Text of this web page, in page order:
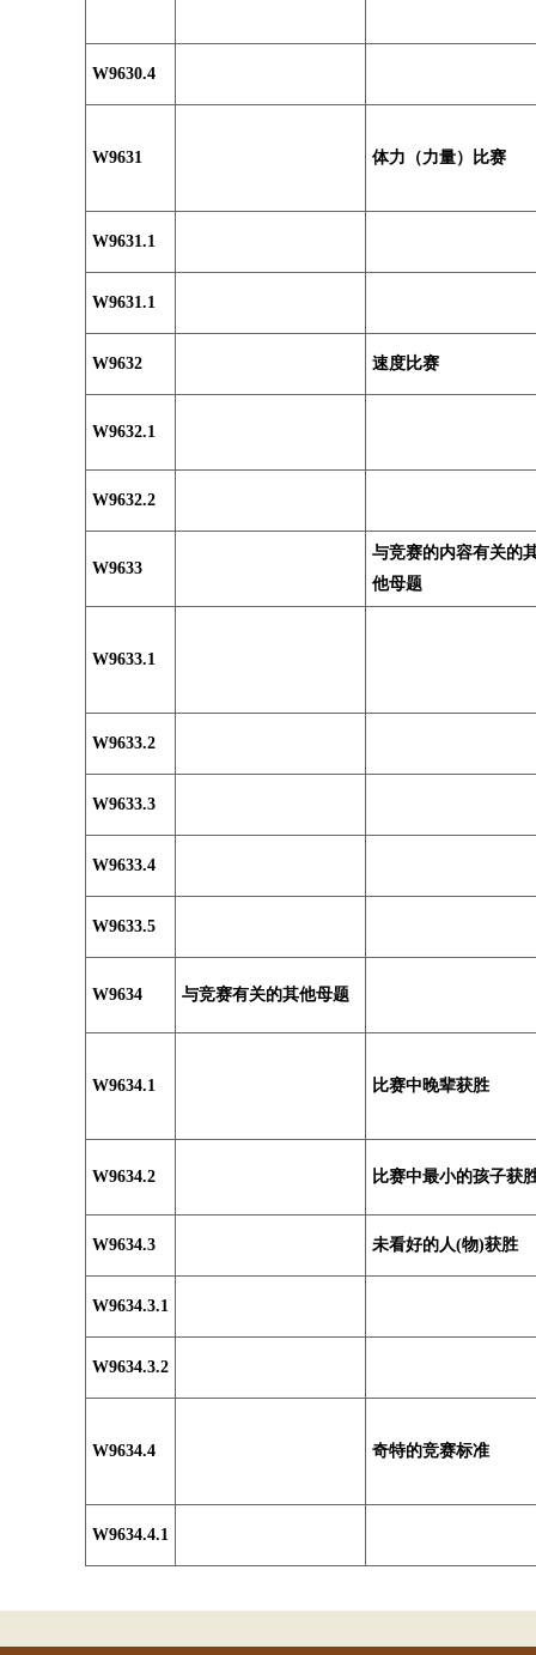
W9630.4
W9631 体力（力量）比赛
W9631.1
W9631.1
W9632 速度比赛
W9632.1
W9632.2
W9633
与竞赛的内容有关的
他母题
W9633.1
W9633.2
W9633.3
W9633.4
W9633.5
W9634 与竞赛有关的其他母题
W9634.1 比赛中晚辈获胜
W9634.2 比赛中最小的孩子获
W9634.3 未看好的人(物)获胜
W9634.3.1
W9634.3.2
W9634.4 奇特的竞赛标准
W9634.4.1